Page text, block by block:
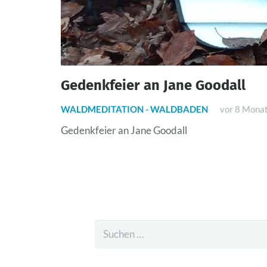
Gedenkfeier an Jane Goodall
WALDMEDITATION - WALDBADEN vor 8
Gedenkfeier an Jane Goodall
Suchen